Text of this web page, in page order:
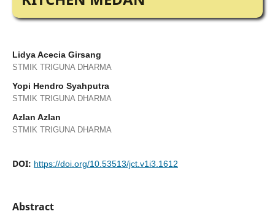
Lidya Acecia Girsang
STMIK TRIGUNA DHARMA
Yopi Hendro Syahputra
STMIK TRIGUNA DHARMA
Azlan Azlan
STMIK TRIGUNA DHARMA
DOI: https://doi.org/10.53513/jct.v1i3.1612
Abstract